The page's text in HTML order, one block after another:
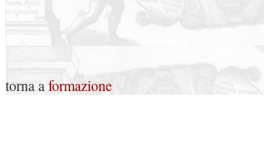
torna a formazione